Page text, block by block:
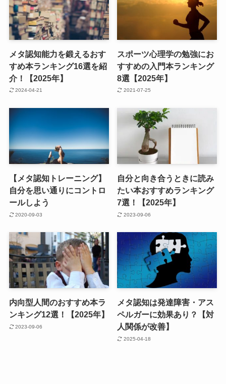
メタ認知能力を鍛えるおす
すめ本ランキング16選を紹
介！【2025年】
2024-04-21
スポーツ心理学の勉強にお
すすめの入門本ランキング
8選【2025年】
2021-07-25
【メタ認知トレーニング】
自分を思い通りにコントロ
ールしよう
2020-09-03
自分と向き合うときに読み
たい本おすすめランキング
7選！【2025年】
2023-09-06
内向型人間のおすすめ本ラ
ンキング12選！【2025年】
2023-09-06
メタ認知は発達障害・アス
ペルガーに効果あり？【対
人関係が改善】
2025-04-18